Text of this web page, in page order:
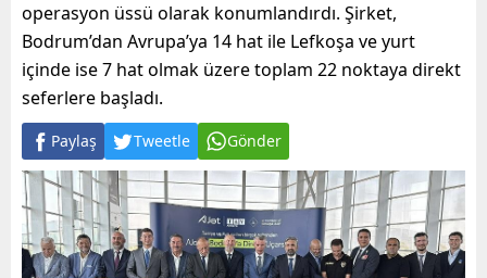
operasyon üssü olarak konumlandırdı. Şirket,
Bodrum’dan Avrupa’ya 14 hat ile Lefkoşa ve yurt
içinde ise 7 hat olmak üzere toplam 22 noktaya direkt
seferlere başladı.
Paylaş Tweetle Gönder